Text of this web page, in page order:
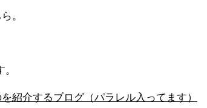
。
紹介するブログ（パラレル入ってます）